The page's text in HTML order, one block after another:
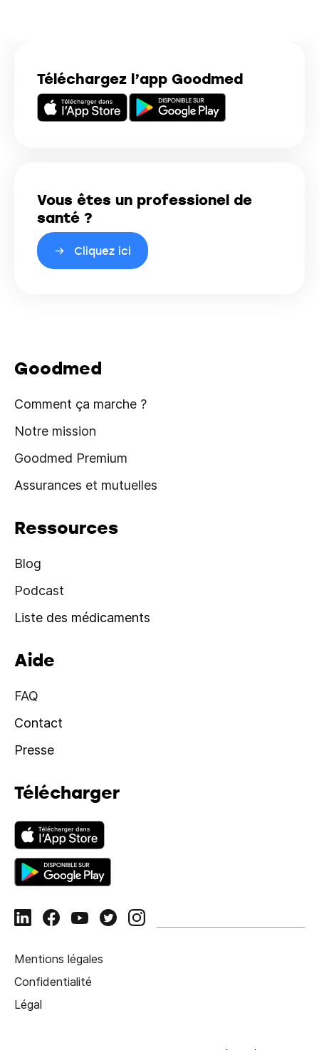
Téléchargez l’app Goodmed
Vous êtes un professionel de
santé ?
Cliquez ici
Goodmed
Comment ça marche ?
Notre mission
Goodmed Premium
Assurances et mutuelles
Ressources
Blog
Podcast
Liste des médicaments
Aide
FAQ
Contact
Presse
Télécharger
Mentions légales
Confidentialité
Légal